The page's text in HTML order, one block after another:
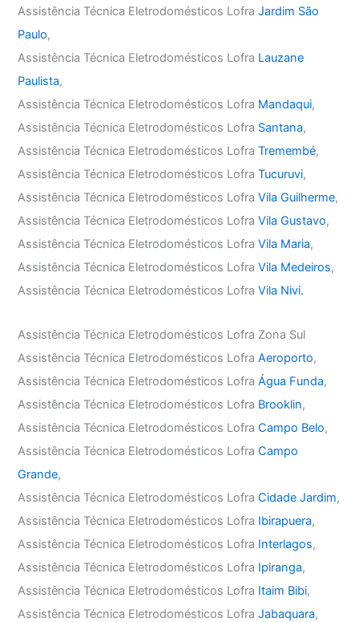
Assistência Técnica Eletrodomésticos LofraJardim São
Paulo,
Assistência Técnica Eletrodomésticos Lofra Lauzane
Paulista,
Assistência Técnica Eletrodomésticos Lofra Mandaqui,
Assistência Técnica Eletrodomésticos Lofra Santana,
Assistência Técnica Eletrodomésticos LofraTremembé,
Assistência Técnica Eletrodomésticos LofraTucuruvi,
Assistência Técnica Eletrodomésticos LofraVila Guilherme,
Assistência Técnica Eletrodomésticos LofraVila Gustavo,
Assistência Técnica Eletrodomésticos LofraVila Maria,
Assistência Técnica Eletrodomésticos LofraVila Medeiros,
Assistência Técnica Eletrodomésticos LofraVila Nivi.
Assistência Técnica Eletrodomésticos Lofra Zona Sul
Assistência Técnica Eletrodomésticos LofraAeroporto,
Assistência Técnica Eletrodomésticos LofraÁgua Funda,
Assistência Técnica Eletrodomésticos Lofra Brooklin,
Assistência Técnica Eletrodomésticos LofraCampo Belo,
Assistência Técnica Eletrodomésticos LofraCampo
Grande,
Assistência Técnica Eletrodomésticos LofraCidade Jardim,
Assistência Técnica Eletrodomésticos Lofra Ibirapuera,
Assistência Técnica Eletrodomésticos Lofra Interlagos,
Assistência Técnica Eletrodomésticos Lofra Ipiranga,
Assistência Técnica Eletrodomésticos Lofra Itaim Bibi,
Assistência Técnica Eletrodomésticos LofraJabaquara,